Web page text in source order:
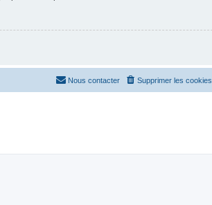
Supprimer les cookies
Nous contacter